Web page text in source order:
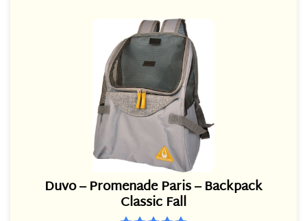
Duvo – Promenade Paris – Backpack
Classic Fall